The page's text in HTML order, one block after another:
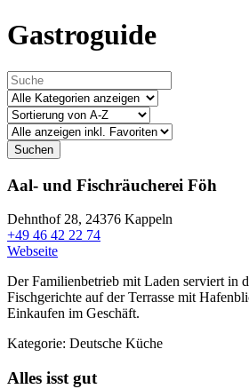
Gastroguide
Suchen
Aal- und Fischräucherei Föh
Dehnthof 28, 24376 Kappeln
+49 46 42 22 74
Webseite
Der Familienbetrieb mit Laden serviert in
Fischgerichte auf der Terrasse mit
Einkaufen im Geschäft.
Kategorie: Deutsche Küche
Alles isst gut